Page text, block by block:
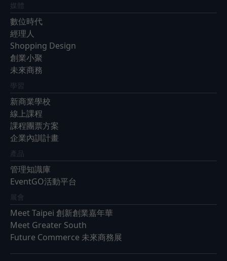
媒體
數位時代
經理人
Shopping Design
創業小聚
未來商務
學習
新商業學校
線上課程
課程團票方案
企業內訓計畫
產品
管理知識庫
EventGO活動平台
展會
Meet Taipei 創新創業嘉年華
Meet Greater South
Future Commerce 未來商務展